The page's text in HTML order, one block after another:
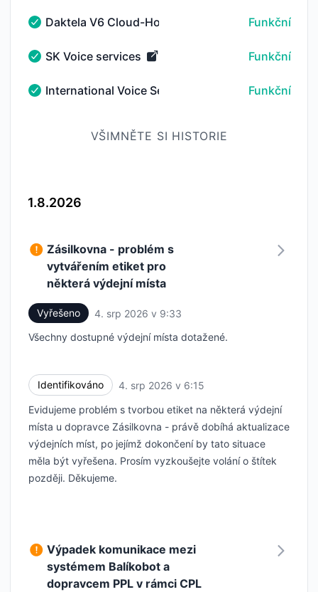
Daktela V6 Cloud-Hosted Solution - Funkční
Daktela V6 Cloud-Hosted Solution Funkční
SK Voice services - Funkční
SK Voice services Funkční
International Voice Services - Funkční
International Voice Services Funkční
VŠIMNĚTE SI HISTORIE
1.8.2026
Zásilkovna - problém s
vytvářením etiket pro
některá výdejní místa
Vyřešeno 4. srp 2026 v 9:33
Všechny dostupné výdejní místa dotažené.
Identifikováno 4. srp 2026 v 6:15
Evidujeme problém s tvorbou etiket na některá výdejní
místa u dopravce Zásilkovna - právě dobíhá aktualizace
výdejních míst, po jejímž dokončení by tato situace
měla být vyřešena. Prosím vyzkoušejte volání o štítek
později. Děkujeme.
Výpadek komunikace mezi
systémem Balíkobot a
dopravcem PPL v rámci CPL